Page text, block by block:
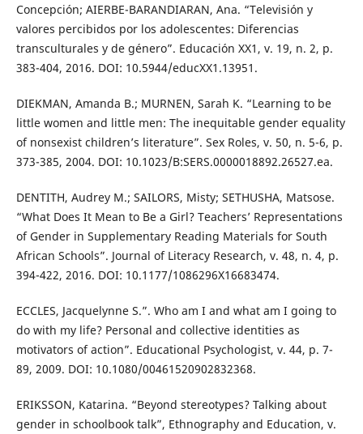
Concepción; AIERBE-BARANDIARAN, Ana. “Televisión y
valores percibidos por los adolescentes: Diferencias
transculturales y de género”. Educación XX1, v. 19, n. 2, p.
383-404, 2016. DOI: 10.5944/educXX1.13951.
DIEKMAN, Amanda B.; MURNEN, Sarah K. “Learning to be
little women and little men: The inequitable gender equality
of nonsexist children’s literature”. Sex Roles, v. 50, n. 5-6, p.
373-385, 2004. DOI: 10.1023/B:SERS.0000018892.26527.ea.
DENTITH, Audrey M.; SAILORS, Misty; SETHUSHA, Matsose.
“What Does It Mean to Be a Girl? Teachers’ Representations
of Gender in Supplementary Reading Materials for South
African Schools”. Journal of Literacy Research, v. 48, n. 4, p.
394-422, 2016. DOI: 10.1177/1086296X16683474.
ECCLES, Jacquelynne S.”. Who am I and what am I going to
do with my life? Personal and collective identities as
motivators of action”. Educational Psychologist, v. 44, p. 7-
89, 2009. DOI: 10.1080/00461520902832368.
ERIKSSON, Katarina. “Beyond stereotypes? Talking about
gender in schoolbook talk”, Ethnography and Education, v.